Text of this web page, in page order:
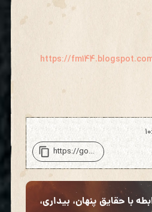
https://
با حقایق پنهان، بیداری،